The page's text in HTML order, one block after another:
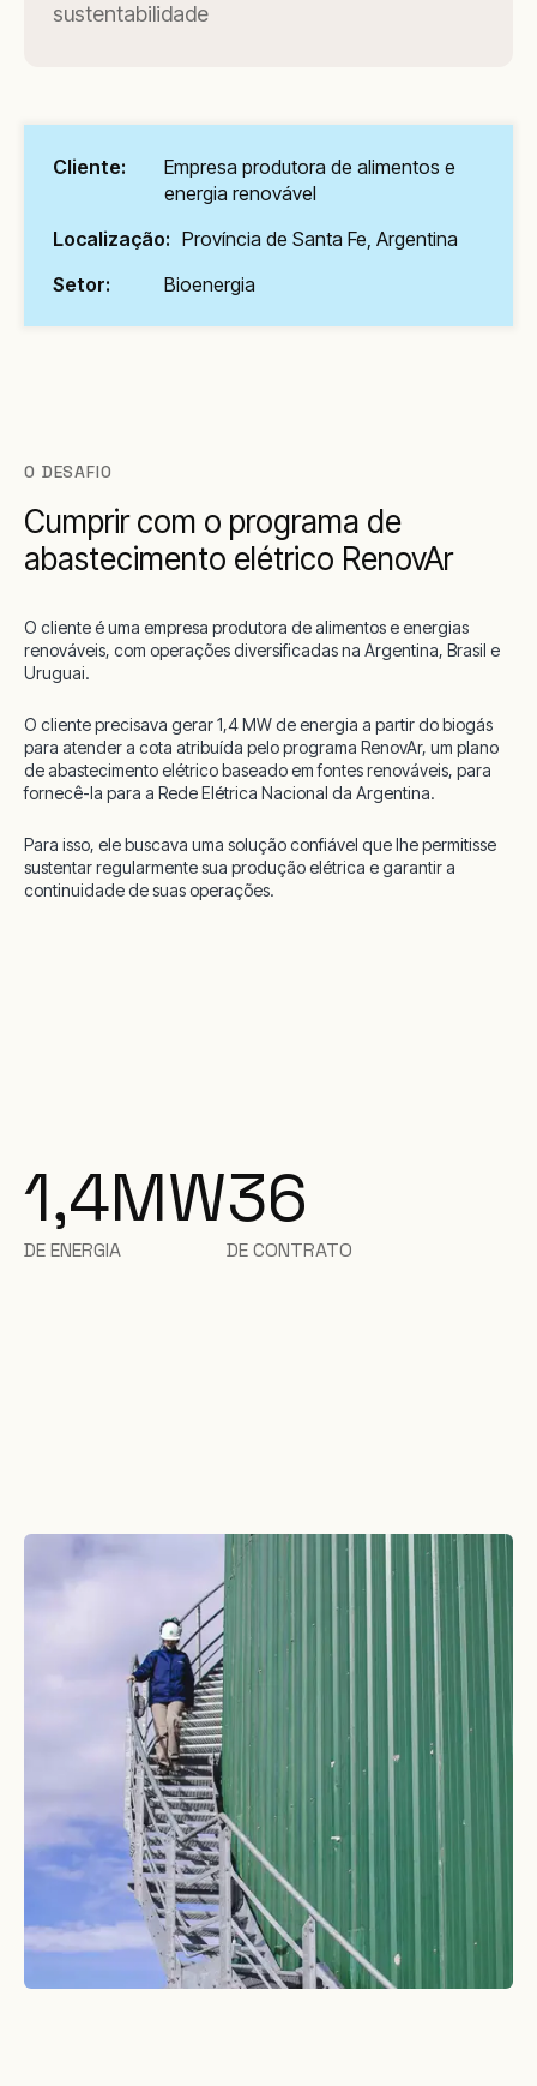
sustentabilidade
Cliente:
Empresa produtora de alimentos e
energia renovável
Localização: Província de Santa Fe, Argentina
Setor:
Bioenergia
O DESAFIO
Cumprir com o programa de
abastecimento elétrico RenovAr
O cliente é uma empresa produtora de alimentos e energias
renováveis, com operações diversificadas na Argentina, Brasil e
Uruguai.
O cliente precisava gerar 1,4 MW de energia a partir do biogás
para atender a cota atribuída pelo programa RenovAr, um plano
de abastecimento elétrico baseado em fontes renováveis, para
fornecê-la para a Rede Elétrica Nacional da Argentina.
Para isso, ele buscava uma solução confiável que lhe permitisse
sustentar regularmente sua produção elétrica e garantir a
continuidade de suas operações.
1,4MW
DE ENERGIA
36
DE CONTRATO